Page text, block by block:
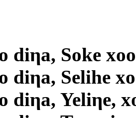
diηa, Soke
diηa, Selihe
diηa, Yeliηe,